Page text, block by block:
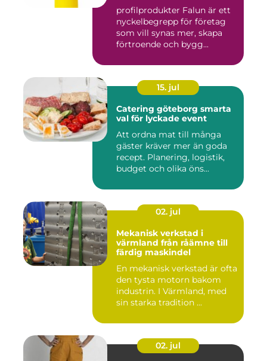
profilprodukter Falun är ett
nyckelbegrepp för företag
som vill synas mer, skapa
förtroende och bygg...
15. jul
Catering göteborg smarta
val för lyckade event
Att ordna mat till många
gäster kräver mer än goda
recept. Planering, logistik,
budget och olika öns...
02. jul
Mekanisk verkstad i
värmland från råämne till
färdig maskindel
En mekanisk verkstad är ofta
den tysta motorn bakom
industrin. I Värmland, med
sin starka tradition ...
02. jul